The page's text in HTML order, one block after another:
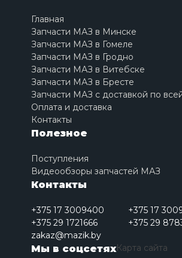
Главная
Запчасти МАЗ в Минске
Запчасти МАЗ в Гомеле
Запчасти МАЗ в Гродно
Запчасти МАЗ в Витебске
Запчасти МАЗ в Бресте
Запчасти МАЗ с доставкой по
Оплата и доставка
Контакты
Полезное
Поступления
Видеообзоры запчастей МАЗ
Контакты
+375 17 3009400
+375 17
+375 29 1721666
+375 29
zakaz@mazik.by
Мы в соцсетяхКарта сайта